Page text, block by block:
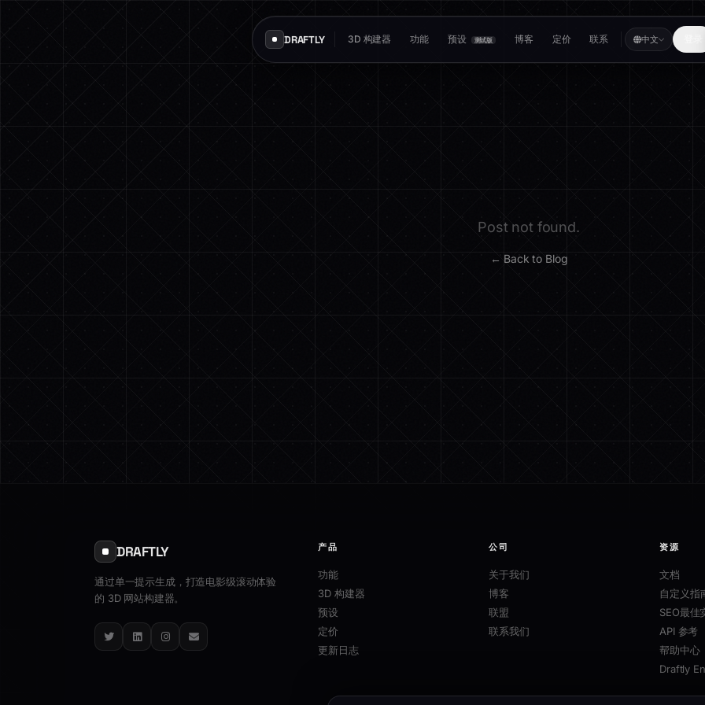
DRAFTLY 3D 构建器 功能 预设 测试版 博客 定价 联系 中文
Post not found.
← Back to Blog
DRAFTLY
通过单一提示生成，打造电影级滚动体验
的 3D 网站构建器。
TwitterLinkedInInstagram
Email
产品
功能
3D 构建器
预设
定价
更新日志
公司
关于我们
博客
联盟
联系我们
资源
文档
自定义指
SEO最佳
API 参考
帮助中心
Draftly